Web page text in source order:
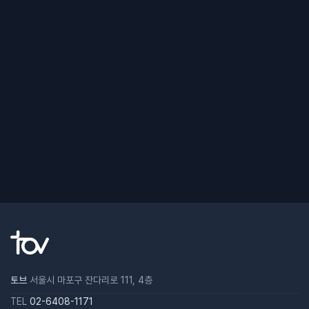
토브 서울시 마포구 잔다리로 111, 4층
TEL 02-6408-1171